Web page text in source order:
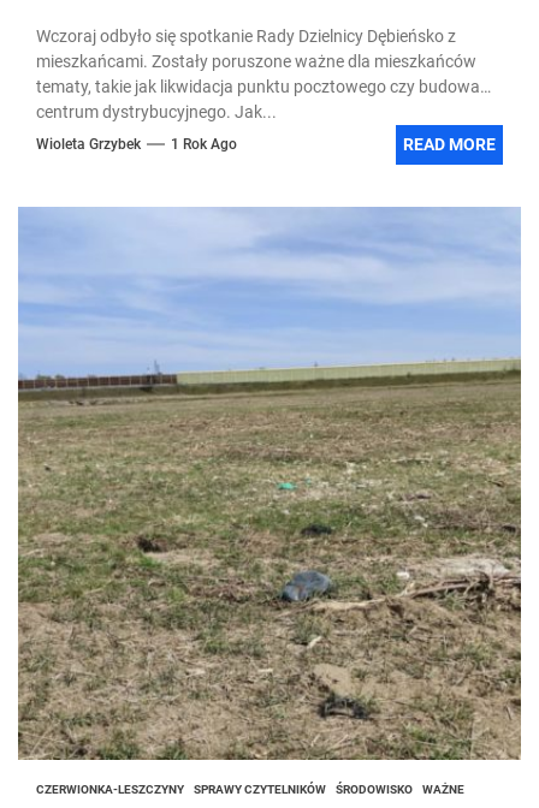
Wczoraj odbyło się spotkanie Rady Dzielnicy Dębieńsko z
mieszkańcami. Zostały poruszone ważne dla mieszkańców
tematy, takie jak likwidacja punktu pocztowego czy budowa
centrum dystrybucyjnego. Jak...
Wioleta Grzybek 1 Rok Ago READ MORE
CZERWIONKA-LESZCZYNY SPRAWY CZYTELNIKÓW ŚRODOWISKO WAŻNE